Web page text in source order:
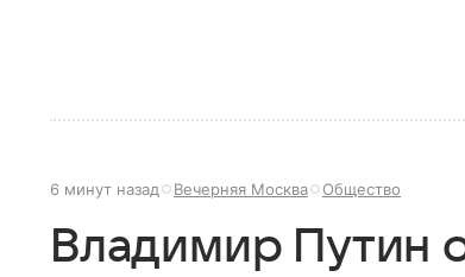
6 минут назад Вечерняя Москва Общество
Владимир Путин